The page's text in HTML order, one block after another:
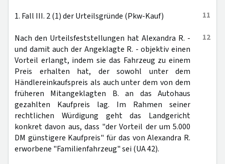
11
1. Fall III. 2 (1) der Urteilsgründe (Pkw-Kauf)
12
Nach den Urteilsfeststellungen hat Alexandra R. -
und damit auch der Angeklagte R. - objektiv einen
Vorteil erlangt, indem sie das Fahrzeug zu einem
Preis erhalten hat, der sowohl unter dem
Händlereinkaufspreis als auch unter dem von dem
früheren Mitangeklagten B. an das Autohaus
gezahlten Kaufpreis lag. Im Rahmen seiner
rechtlichen Würdigung geht das Landgericht
konkret davon aus, dass "der Vorteil der um 5.000
DM günstigere Kaufpreis" für das von Alexandra R.
erworbene "Familienfahrzeug" sei (UA 42).